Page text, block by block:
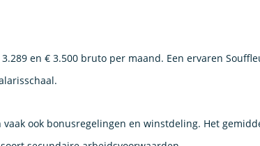
en € 3.500 bruto per maand. Een ervaren
ook bonusregelingen en winstdeling. Het